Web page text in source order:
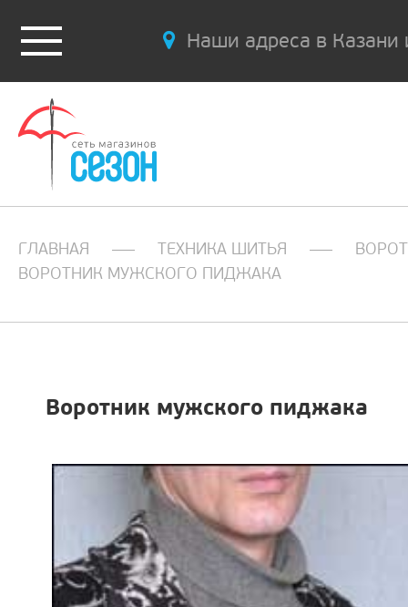
Наши адреса в Казани
ГЛАВНАЯ ТЕХНИКА ШИТЬЯ
ВОРОТНИК МУЖСКОГО ПИДЖАКА
Воротник мужского пиджака